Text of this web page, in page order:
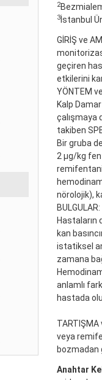
2
3İstanbul
GİRİŞ ve
geçiren
etkilerini
YÖNTEM
Kalp
çalışmaya
takiben
Bir gruba
2 μg/kg
nörolojik),
Hastaların
kan
istatiksel
zamana
anlamlı
hastada
veya
bozmadan
Anahtar